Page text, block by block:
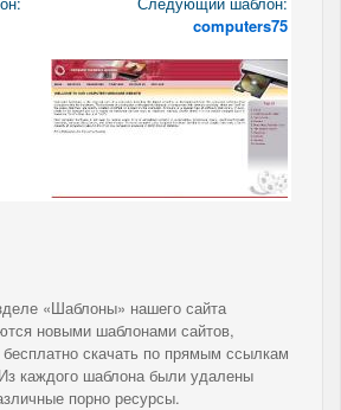
computers75
«Шаблоны» нашего сайта
новыми шаблонами сайтов,
скачать по прямым ссылкам
каждого шаблона были удалены
порно ресурсы.